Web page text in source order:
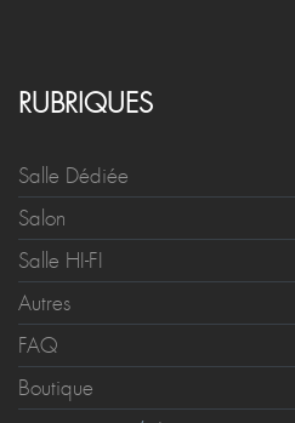
RUBRIQUES
Salle Dédiée
Salon
Salle HI-FI
Autres
FAQ
Boutique